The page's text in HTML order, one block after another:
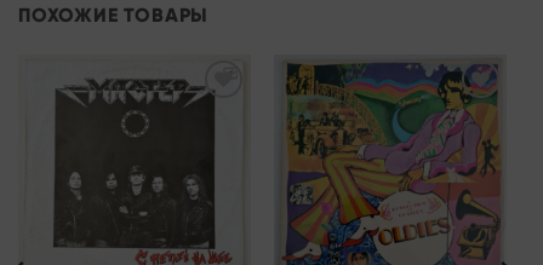
ПОХОЖИЕ ТОВАРЫ
Add to
wishlist